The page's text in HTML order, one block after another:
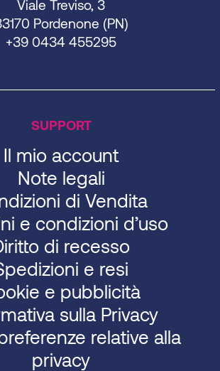
Viale Treviso, 3
Pordenone (PN)
+39 0434 455295
SUPPORT
Il mio account
Note legali
di Vendita
e condizioni d’uso
di recesso
e resi
e pubblicità
sulla Privacy
relative alla
privacy